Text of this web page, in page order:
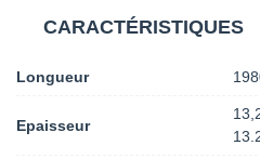
CARACTÉRISTIQUES
Longueur
Epaisseur